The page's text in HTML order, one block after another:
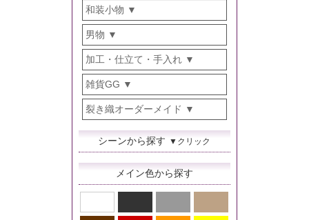
和装小物
男物
加工・仕立て・手入れ
雑貨GG
裂き織オーダーメイド
シーンから探す ▼クリック
メイン色から探す